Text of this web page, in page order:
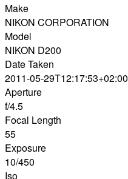
Make
NIKON CORPORATION
Model
NIKON D200
Date Taken
2011-05-29T12:17:53+02:00
Aperture
f/4.5
Focal Length
55
Exposure
10/450
Iso